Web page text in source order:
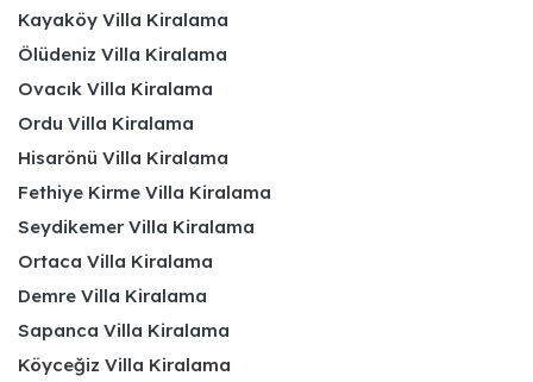
Kayaköy Villa Kiralama
Ölüdeniz Villa Kiralama
Ovacık Villa Kiralama
Ordu Villa Kiralama
Hisarönü Villa Kiralama
Fethiye Kirme Villa Kiralama
Seydikemer Villa Kiralama
Ortaca Villa Kiralama
Demre Villa Kiralama
Sapanca Villa Kiralama
Köyceğiz Villa Kiralama